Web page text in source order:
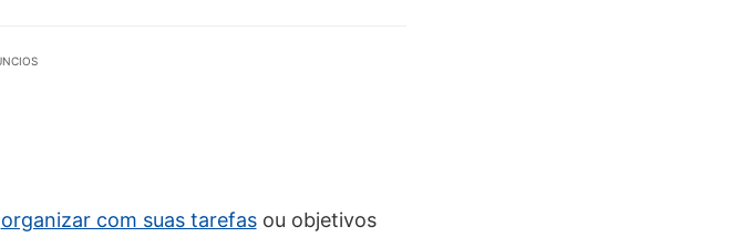
organizar com suas tarefasou objetivos